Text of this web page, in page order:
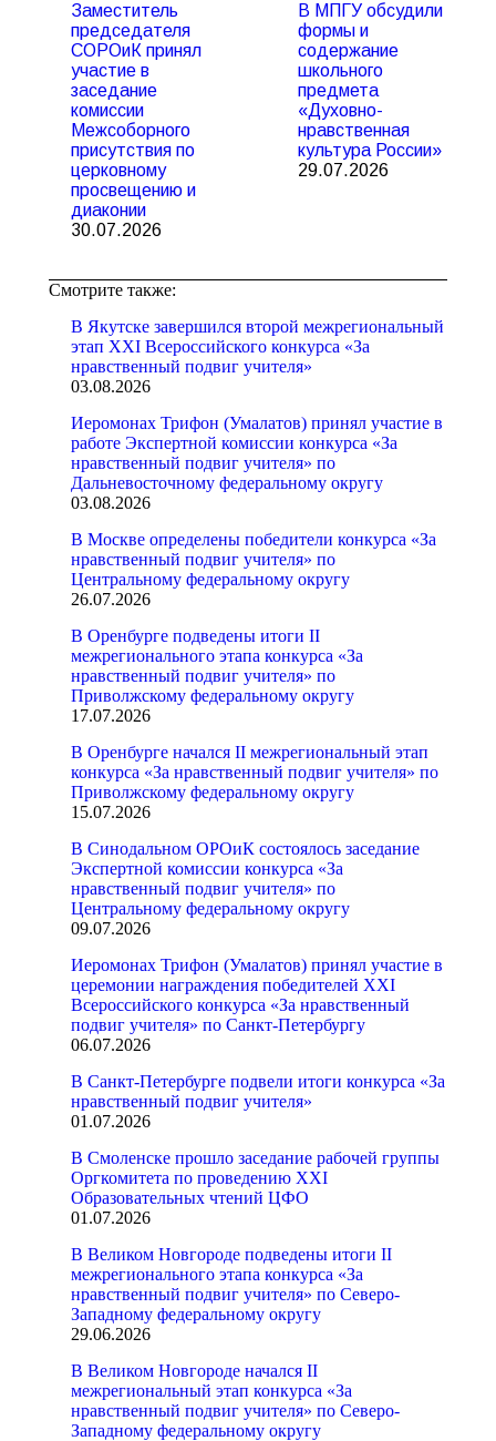
Заместитель
председателя
СОРОиК принял
участие в
заседание
комиссии
Межсоборного
присутствия по
церковному
просвещению и
диаконии
30.07.2026
В МПГУ обсудили
формы и
содержание
школьного
предмета
«Духовно-
нравственная
культура России»
29.07.2026
Смотрите также:
В Якутске завершился второй межрегиональный
этап XXI Всероссийского конкурса «За
нравственный подвиг учителя»
03.08.2026
Иеромонах Трифон (Умалатов) принял участие в
работе Экспертной комиссии конкурса «За
нравственный подвиг учителя» по
Дальневосточному федеральному округу
03.08.2026
В Москве определены победители конкурса «За
нравственный подвиг учителя» по
Центральному федеральному округу
26.07.2026
В Оренбурге подведены итоги II
межрегионального этапа конкурса «За
нравственный подвиг учителя» по
Приволжскому федеральному округу
17.07.2026
В Оренбурге начался II межрегиональный этап
конкурса «За нравственный подвиг учителя» по
Приволжскому федеральному округу
15.07.2026
В Синодальном ОРОиК состоялось заседание
Экспертной комиссии конкурса «За
нравственный подвиг учителя» по
Центральному федеральному округу
09.07.2026
Иеромонах Трифон (Умалатов) принял участие в
церемонии награждения победителей XXI
Всероссийского конкурса «За нравственный
подвиг учителя» по Санкт-Петербургу
06.07.2026
В Санкт-Петербурге подвели итоги конкурса «За
нравственный подвиг учителя»
01.07.2026
В Смоленске прошло заседание рабочей группы
Оргкомитета по проведению XXI
Образовательных чтений ЦФО
01.07.2026
В Великом Новгороде подведены итоги II
межрегионального этапа конкурса «За
нравственный подвиг учителя» по Северо-
Западному федеральному округу
29.06.2026
В Великом Новгороде начался II
межрегиональный этап конкурса «За
нравственный подвиг учителя» по Северо-
Западному федеральному округу